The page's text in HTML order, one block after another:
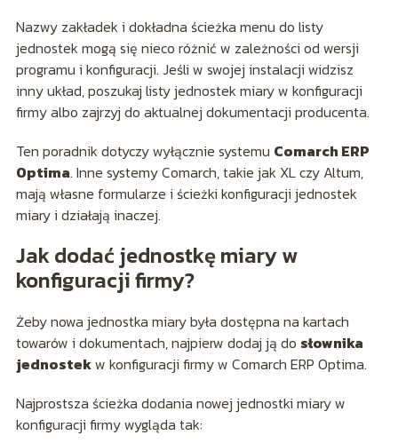
Nazwy zakładek i dokładna ścieżka menu do listy
jednostek mogą się nieco różnić w zależności od wersji
programu i konfiguracji. Jeśli w swojej instalacji widzisz
inny układ, poszukaj listy jednostek miary w konfiguracji
firmy albo zajrzyj do aktualnej dokumentacji producenta.
Ten poradnik dotyczy wyłącznie systemu Comarch ERP
Optima. Inne systemy Comarch, takie jak XL czy Altum,
mają własne formularze i ścieżki konfiguracji jednostek
miary i działają inaczej.
Jak dodać jednostkę miary w
konfiguracji firmy?
Żeby nowa jednostka miary była dostępna na kartach
towarów i dokumentach, najpierw dodaj ją do słownika
jednostekw konfiguracji firmy w Comarch ERP Optima.
Najprostsza ścieżka dodania nowej jednostki miary w
konfiguracji firmy wygląda tak: